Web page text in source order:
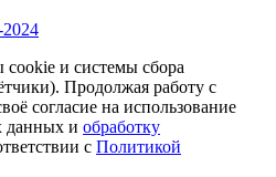
и системы сбора
Продолжая работу с
согласие на использование
данных и обработку
с Политикой